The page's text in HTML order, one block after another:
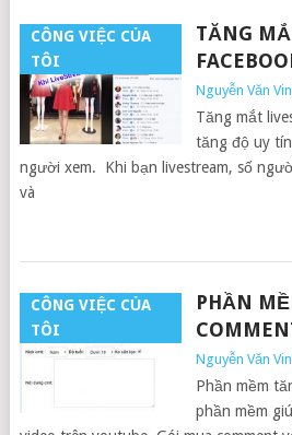
CÔNG VIỆC CỦA
TÔI
TĂNG
Nguyễn Văn
Tăng mắt
tăng độ uy
người xem. Khi bạn livestream, số
và
CÔNG VIỆC CỦA
TÔI
PHẦN
Nguyễn Văn
Phần mềm
phần mềm